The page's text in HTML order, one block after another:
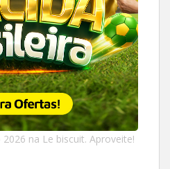
na Le biscuit. Aproveite!